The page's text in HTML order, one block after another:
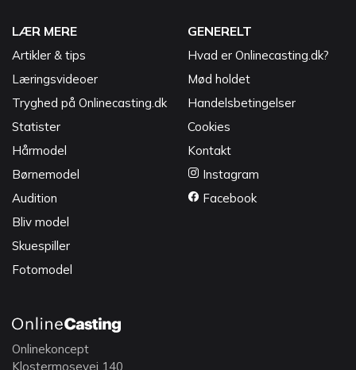
LÆR MERE
Artikler & tips
Læringsvideoer
Tryghed på Onlinecasting.dk
Statister
Hårmodel
Børnemodel
Audition
Bliv model
Skuespiller
Fotomodel
GENERELT
Hvad er Onlinecasting.dk?
Mød holdet
Handelsbetingelser
Cookies
Kontakt
Instagram
Facebook
Onlinekoncept
Klostermosevej 140